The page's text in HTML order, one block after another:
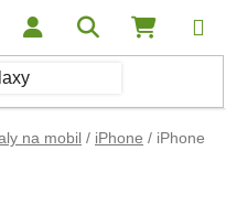
Hľadať
na mobil / iPhone / iPhone